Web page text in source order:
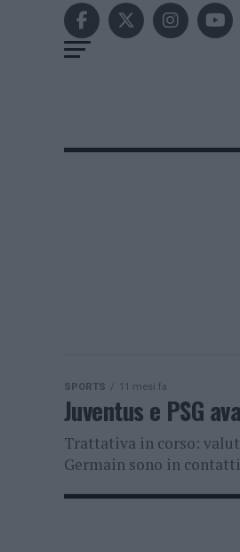
SPORTS 11 mesi fa
Juventus e PSG
Trattativa in corso:
Germain sono in